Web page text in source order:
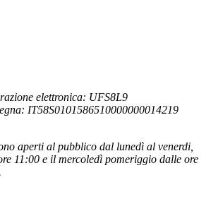
elettronica: UFS8L9
IT58S0101586510000000014219
aperti al pubblico dal lunedì al venerdi,
11:00 e il mercoledì pomeriggio dalle ore